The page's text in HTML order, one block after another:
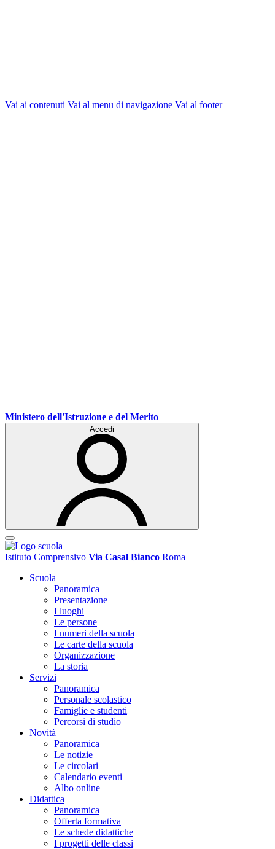
Vai ai contenuti Vai al menu di navigazione Vai al footer
Ministero dell'Istruzione e del Merito
Accedi
Istituto Comprensivo Via Casal Bianco Roma
Scuola
Panoramica
Presentazione
I luoghi
Le persone
I numeri della scuola
Le carte della scuola
Organizzazione
La storia
Servizi
Panoramica
Personale scolastico
Famiglie e studenti
Percorsi di studio
Novità
Panoramica
Le notizie
Le circolari
Calendario eventi
Albo online
Didattica
Panoramica
Offerta formativa
Le schede didattiche
I progetti delle classi